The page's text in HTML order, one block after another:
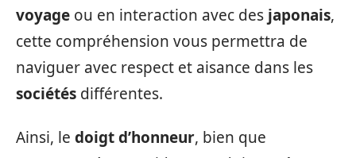
voyage ou en interaction avec des japonais,
cette compréhension vous permettra de
naviguer avec respect et aisance dans les
sociétés différentes.
Ainsi, le doigt d’honneur, bien que